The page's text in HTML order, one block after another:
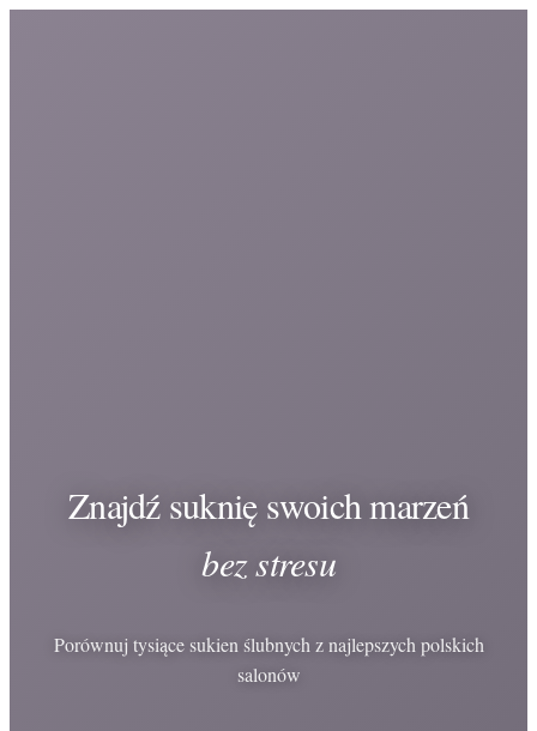
Znajdź suknię swoich marzeń
bez stresu
Porównuj tysiące sukien ślubnych z najlepszych polskich
salonów